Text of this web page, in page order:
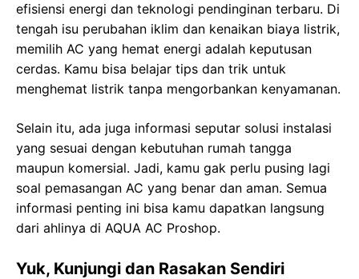
efisiensi energi dan teknologi pendinginan terbaru. Di
tengah isu perubahan iklim dan kenaikan biaya listrik,
memilih AC yang hemat energi adalah keputusan
cerdas. Kamu bisa belajar tips dan trik untuk
menghemat listrik tanpa mengorbankan kenyamanan.
Selain itu, ada juga informasi seputar solusi instalasi
yang sesuai dengan kebutuhan rumah tangga
maupun komersial. Jadi, kamu gak perlu pusing lagi
soal pemasangan AC yang benar dan aman. Semua
informasi penting ini bisa kamu dapatkan langsung
dari ahlinya di AQUA AC Proshop.
Yuk, Kunjungi dan Rasakan Sendiri